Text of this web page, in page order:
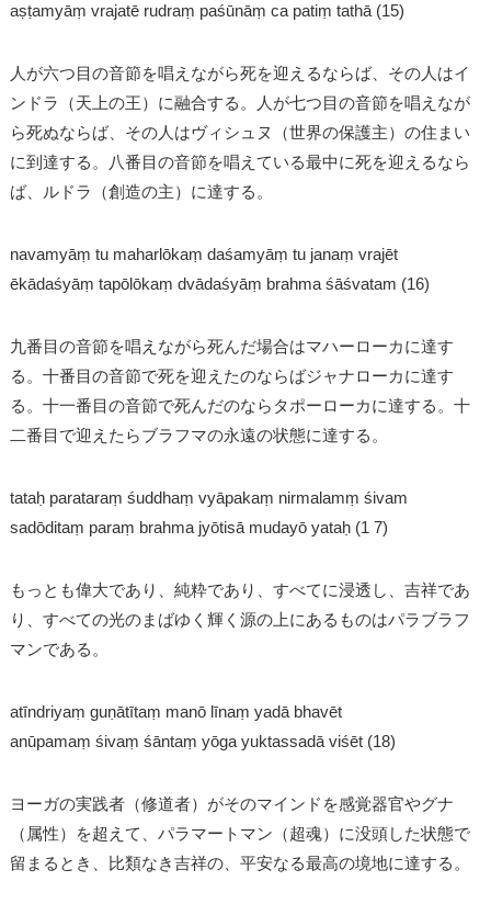
aṣṭamyāṃ vrajatē rudraṃ paśūnāṃ ca patiṃ tathā (15)
人が六つ目の音節を唱えながら死を迎えるならば、その人はイ
ンドラ（天上の王）に融合する。人が七つ目の音節を唱えなが
ら死ぬならば、その人はヴィシュヌ（世界の保護主）の住まい
に到達する。八番目の音節を唱えている最中に死を迎えるなら
ば、ルドラ（創造の主）に達する。
navamyāṃ tu maharlōkaṃ daśamyāṃ tu janaṃ vrajēt
ēkādaśyāṃ tapōlōkaṃ dvādaśyāṃ brahma śāśvatam (16)
九番目の音節を唱えながら死んだ場合はマハーローカに達す
る。十番目の音節で死を迎えたのならばジャナローカに達す
る。十一番目の音節で死んだのならタポーローカに達する。十
二番目で迎えたらブラフマの永遠の状態に達する。
tataḥ parataraṃ śuddhaṃ vyāpakaṃ nirmalamṃ śivam
sadōditaṃ paraṃ brahma jyōtisā mudayō yataḥ (1 7)
もっとも偉大であり、純粋であり、すべてに浸透し、吉祥であ
り、すべての光のまばゆく輝く源の上にあるものはパラブラフ
マンである。
atīndriyaṃ guṇātītaṃ manō līnaṃ yadā bhavēt
anūpamaṃ śivaṃ śāntaṃ yōga yuktassadā viśēt (18)
ヨーガの実践者（修道者）がそのマインドを感覚器官やグナ
（属性）を超えて、パラマートマン（超魂）に没頭した状態で
留まるとき、比類なき吉祥の、平安なる最高の境地に達する。